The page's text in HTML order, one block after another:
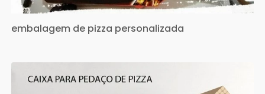
embalagem de pizza personalizada